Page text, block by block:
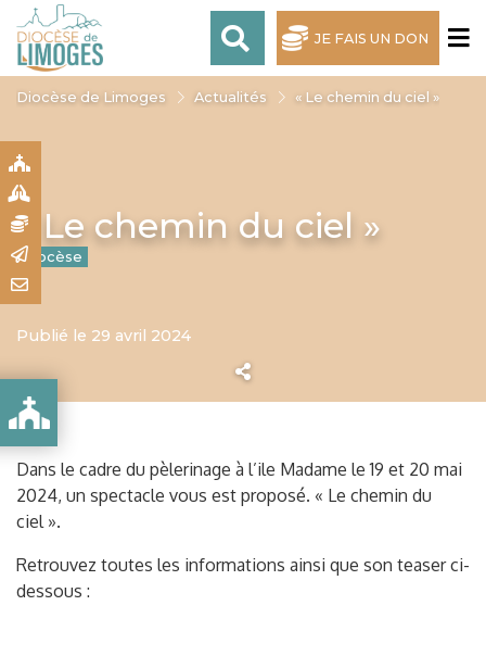
JE FAIS UN DON
Diocèse de Limoges Actualités « Le chemin du ciel »
« Le chemin du ciel »
Diocèse
Publié le 29 avril 2024
Dans le cadre du pèlerinage à l’ile Madame le 19 et 20 mai
2024, un spectacle vous est proposé. « Le chemin du
ciel ».
Retrouvez toutes les informations ainsi que son teaser ci-
dessous :